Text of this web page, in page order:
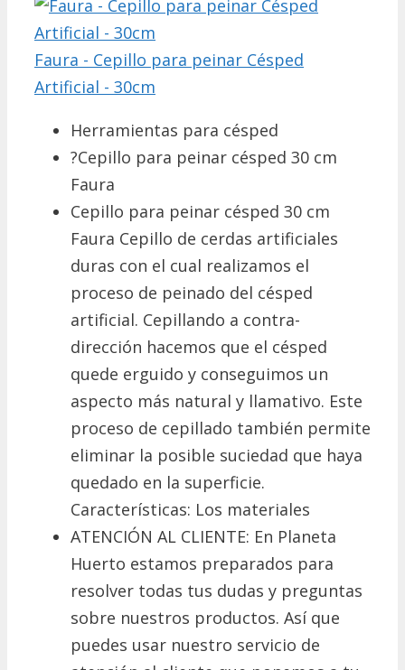
Faura - Cepillo para peinar Césped
Artificial - 30cm
Herramientas para césped
?Cepillo para peinar césped 30 cm
Faura
Cepillo para peinar césped 30 cm
Faura Cepillo de cerdas artificiales
duras con el cual realizamos el
proceso de peinado del césped
artificial. Cepillando a contra-
dirección hacemos que el césped
quede erguido y conseguimos un
aspecto más natural y llamativo. Este
proceso de cepillado también permite
eliminar la posible suciedad que haya
quedado en la superficie.
Características: Los materiales
ATENCIÓN AL CLIENTE: En Planeta
Huerto estamos preparados para
resolver todas tus dudas y preguntas
sobre nuestros productos. Así que
puedes usar nuestro servicio de